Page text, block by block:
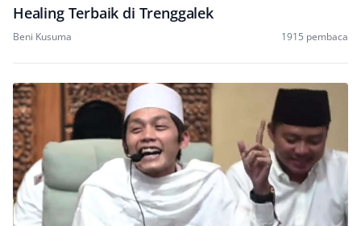
Healing Terbaik di Trenggalek
Beni Kusuma 1915 pembaca